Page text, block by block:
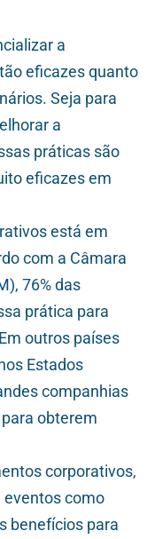
a
eficazes quanto
Seja para
a
práticas são
eficazes em
está em
com a Câmara
76% das
prática para
outros países
Estados
companhias
obterem
corporativos,
eventos como
benefícios para